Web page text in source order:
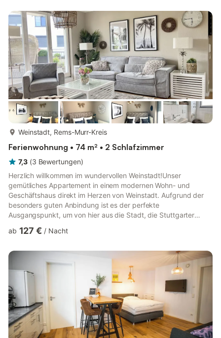
Weinstadt, Rems-Murr-Kreis
Ferienwohnung • 74 m² • 2 Schlafzimmer
7,3 (3 Bewertungen)
Herzlich willkommen im wundervollen Weinstadt!Unser
gemütliches Appartement in einem modernen Wohn- und
Geschäftshaus direkt im Herzen von Weinstadt. Aufgrund der
besonders guten Anbindung ist es der perfekte
Ausgangspunkt, um von hier aus die Stadt, die Stuttgarter
erholsame Zeit zu verbringen. Mit viel Liebe zum Detail
verzaubern.Falls es euch an irgendetwas fehlt, oder ihr Fragen
an uns habt, lasst es uns bitte wissen und wir werden euch
kurzfristig helfen.Entdecken Sie unsere...
ab 127 € / Nacht